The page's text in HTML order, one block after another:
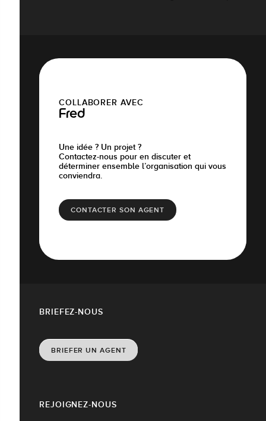
COLLABORER AVEC
Fred
Une idée ? Un projet ?
Contactez-nous pour en discuter et
déterminer ensemble l’organisation qui vous
conviendra.
CONTACTER SON AGENT
REJOIGNEZ-NOUS
BRIEFEZ-NOUS
BRIEFER UN AGENT